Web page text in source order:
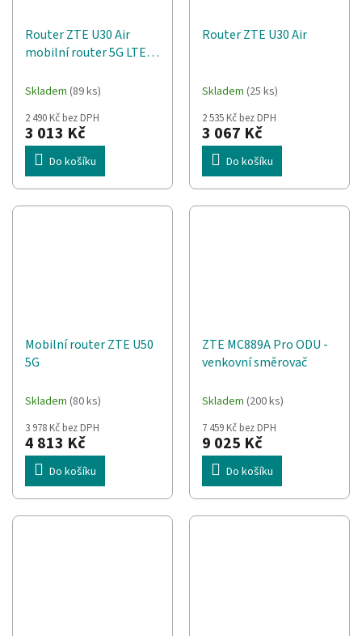
Router ZTE U30 Air
mobilní router 5G LTE
Skladem (89 ks)
2 490 Kč bez DPH
3 013 Kč
Do košíku
Router ZTE U30 Air
Skladem (25 ks)
2 535 Kč bez DPH
3 067 Kč
Do košíku
Mobilní router ZTE U50
5G
Skladem (80 ks)
3 978 Kč bez DPH
4 813 Kč
Do košíku
ZTE MC889A Pro ODU -
venkovní směrovač
Skladem (200 ks)
7 459 Kč bez DPH
9 025 Kč
Do košíku